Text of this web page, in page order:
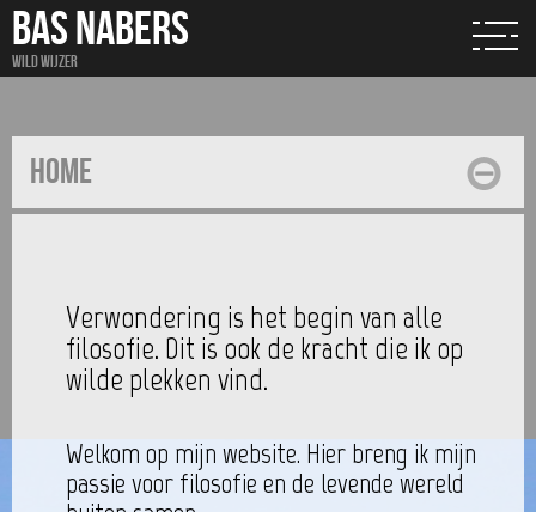
BAS NABERS
Wild wijzer
Home
Verwondering is het begin van alle
filosofie. Dit is ook de kracht die ik op
wilde plekken vind.
Welkom op mijn website. Hier breng ik mijn
passie voor filosofie en de levende wereld